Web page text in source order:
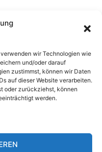
wir Technologien wie
und/oder darauf
zustimmst, können wir Daten
auf dieser Website verarbeiten.
oder zurückziehst, können
werden.